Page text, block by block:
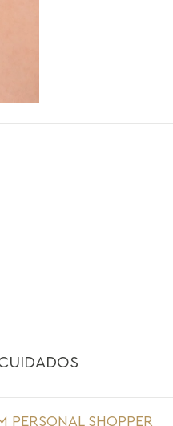
Maria Dolores é delicada e
PERSONAL SHOPPER